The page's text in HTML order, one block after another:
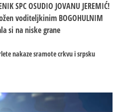
SPC OSUDIO JOVANU JEREMIĆ!
voditeljkinim BOGOHULNIM
si na niske grane
nakaze sramote crkvu i srpsku